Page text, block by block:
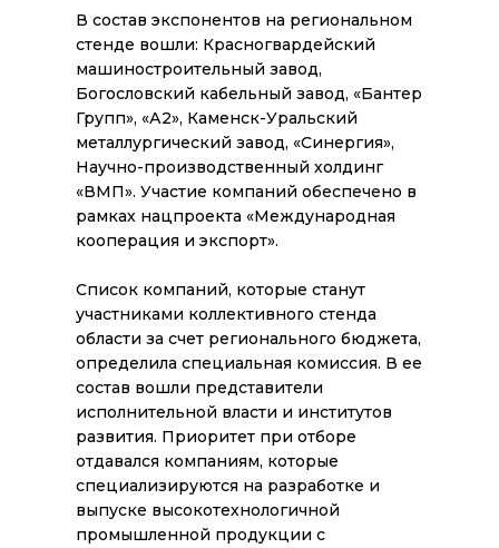
В состав экспонентов на региональном
стенде вошли: Красногвардейский
машиностроительный завод,
Богословский кабельный завод, «Бантер
Групп», «А2», Каменск-Уральский
металлургический завод, «Синергия»,
Научно-производственный холдинг
«ВМП». Участие компаний обеспечено в
рамках нацпроекта «Международная
кооперация и экспорт».
Список компаний, которые станут
участниками коллективного стенда
области за счет регионального бюджета,
определила специальная комиссия. В ее
состав вошли представители
исполнительной власти и институтов
развития. Приоритет при отборе
отдавался компаниям, которые
специализируются на разработке и
выпуске высокотехнологичной
промышленной продукции с